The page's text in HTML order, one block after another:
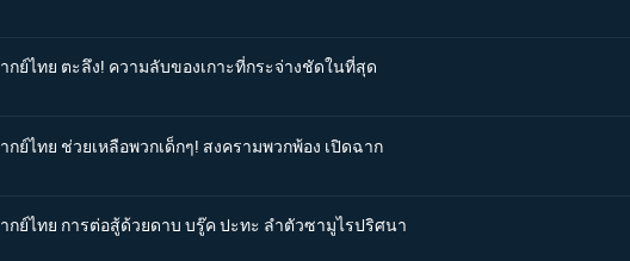
กย์ไทย ตะลึง! ความลับของเกาะที่กระจ่างชัดในที่สุด
กย์ไทย ช่วยเหลือพวกเด็กๆ! สงครามพวกพ้อง เปิดฉาก
กย์ไทย การต่อสู้ด้วยดาบ บรู๊ค ปะทะ ลำตัวซามูไรปริศนา